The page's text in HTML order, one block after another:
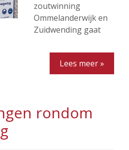
zoutwinning
Ommelanderwijk en
Zuidwending gaat
Lees meer »
rondom